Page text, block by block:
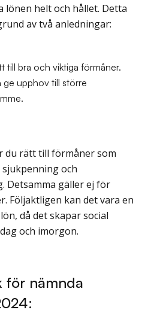
lönen helt och hållet. Detta
av två anledningar:
till bra och viktiga förmåner.
ge upphov till större
du rätt till förmåner som
och
Detsamma gäller ej för
Följaktligen kan det vara en
då det skapar social
och imorgon.
för nämnda